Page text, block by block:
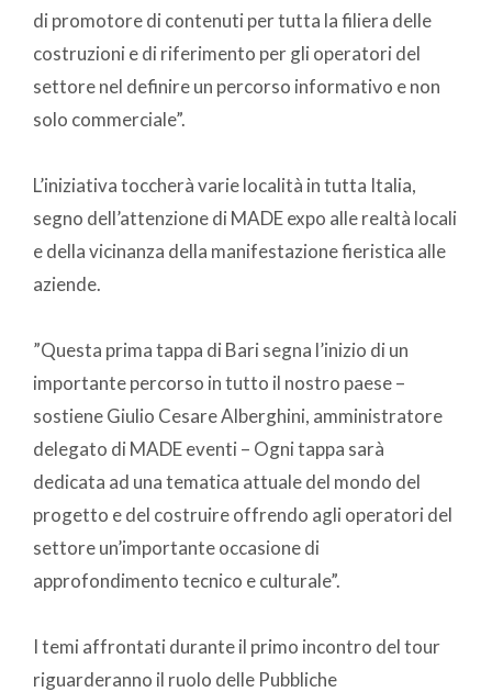
di promotore di contenuti per tutta la filiera delle
costruzioni e di riferimento per gli operatori del
settore nel definire un percorso informativo e non
solo commerciale”.
L’iniziativa toccherà varie località in tutta Italia,
segno dell’attenzione di MADE expo alle realtà locali
e della vicinanza della manifestazione fieristica alle
aziende.
”Questa prima tappa di Bari segna l’inizio di un
importante percorso in tutto il nostro paese –
sostiene Giulio Cesare Alberghini, amministratore
delegato di MADE eventi – Ogni tappa sarà
dedicata ad una tematica attuale del mondo del
progetto e del costruire offrendo agli operatori del
settore un’importante occasione di
approfondimento tecnico e culturale”.
I temi affrontati durante il primo incontro del tour
riguarderanno il ruolo delle Pubbliche